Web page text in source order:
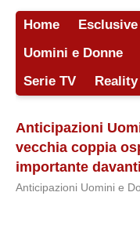
Home Esclusive
Uomini e Donne
Serie TV
Reality
Anticipazioni
vecchia coppia
importante
Anticipazioni Uomini e